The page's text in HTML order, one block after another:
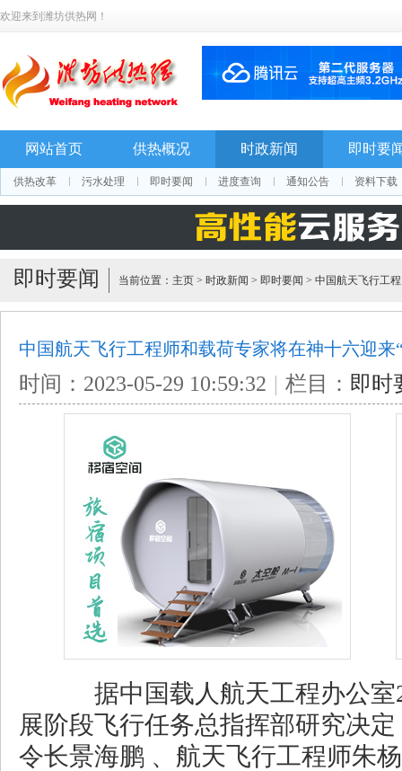
欢迎来到潍坊供热网！
网站首页 供热概况 时政新闻 即时要
供热改革 污水处理 即时要闻 进度查询 通知公告 资料下载
即时要闻 当前位置： 主页 > 时政新闻 > 即时要闻 > 中国航天飞行工
中国航天飞行工程师和载荷专家将在神十六迎来
时间：2023-05-29 10:59:32 | 栏目： 即时
据中国载人航天工程办公室
展阶段飞行任务总指挥部研究决
令长景海鹏 、航天飞行工程师朱